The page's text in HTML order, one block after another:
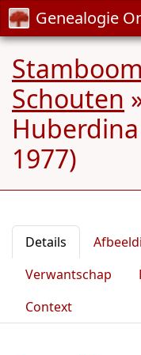
Genealogie
Schouten
1977)
Details
Verwantschap
Context